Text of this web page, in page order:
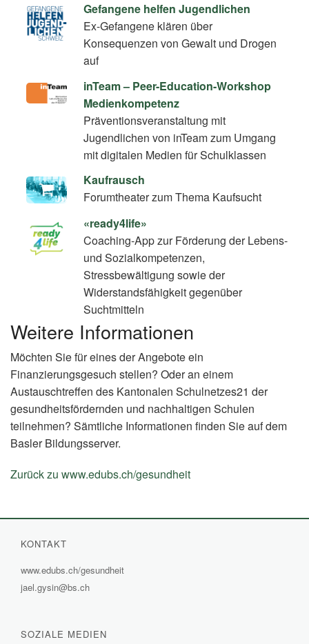
Gefangene helfen Jugendlichen
Ex-Gefangene klären über
Konsequenzen von Gewalt und Drogen
auf
inTeam – Peer-Education-Workshop
Medienkompetenz
Präventionsveranstaltung mit
Jugendlichen von inTeam zum Umgang
mit digitalen Medien für Schulklassen
Kaufrausch
Forumtheater zum Thema Kaufsucht
«ready4life»
Coaching-App zur Förderung der Lebens-
und Sozialkompetenzen,
Stressbewältigung sowie der
Widerstandsfähigkeit gegenüber
Suchtmitteln
Weitere Informationen
Möchten Sie für eines der Angebote ein
Finanzierungsgesuch stellen? Oder an einem
Austauschtreffen des Kantonalen Schulnetzes21 der
gesundheitsfördernden und nachhaltigen Schulen
teilnehmen? Sämtliche Informationen finden Sie auf dem
Basler Bildungsserver.
Zurück zu www.edubs.ch/gesundheit
KONTAKT
www.edubs.ch/gesundheit
jael.gysin@bs.ch
SOZIALE MEDIEN